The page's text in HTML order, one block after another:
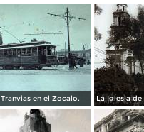
Tranvias en el Zocalo.